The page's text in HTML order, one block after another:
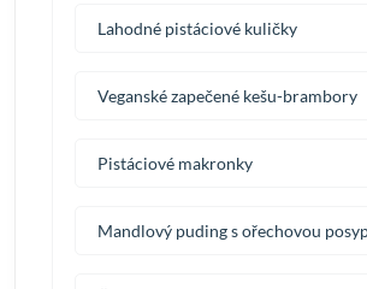
Lahodné pistáciové kuličky
Veganské zapečené kešu-brambory
Pistáciové makronky
Mandlový puding s ořechovou